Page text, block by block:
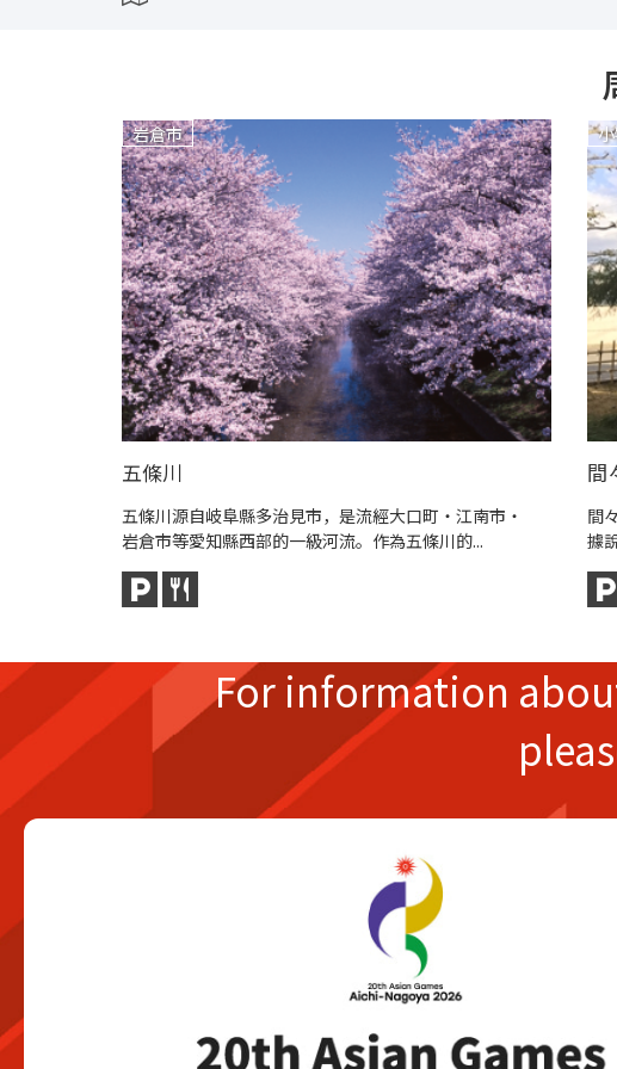
岩倉市
五條川
五條川源自岐阜縣多治見市，是流經大口町・江南市・
岩倉市等愛知縣西部的一級河流。作為五條川的...
間
間
據
For information